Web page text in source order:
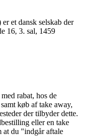
et dansk selskab der
16, 3. sal, 1459
rabat, hos de
køb af take away,
der tilbyder dette.
eller en take
at du "indgår aftale